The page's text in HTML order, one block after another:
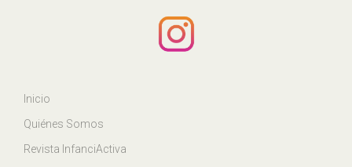
Inicio
Quiénes Somos
Revista InfanciActiva